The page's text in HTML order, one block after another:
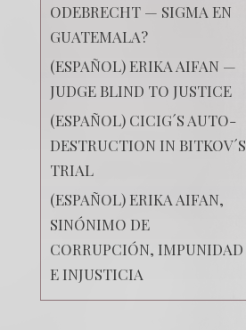
ODEBRECHT — SIGMA EN
GUATEMALA?
(ESPAÑOL) ERIKA AIFAN —
JUDGE BLIND TO JUSTICE
(ESPAÑOL) CICIG´S AUTO-
DESTRUCTION IN BITKOV´S
TRIAL
(ESPAÑOL) ERIKA AIFAN,
SINÓNIMO DE
CORRUPCIÓN, IMPUNIDAD
E INJUSTICIA